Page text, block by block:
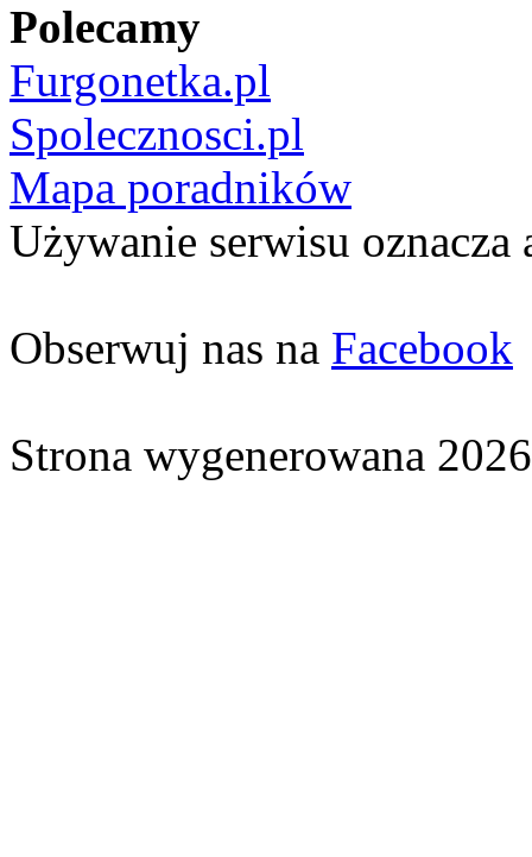
Polecamy
Furgonetka.pl
Spolecznosci.pl
Mapa poradników
Używanie serwisu oznacza
Obserwuj nas na Facebook
Strona wygenerowana